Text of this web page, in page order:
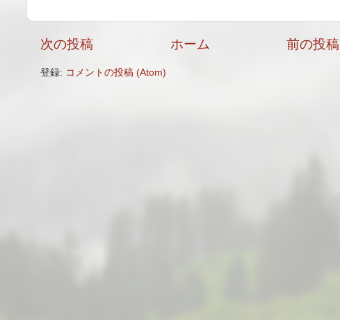
次の投稿 前の投稿
ホーム
登録: コメントの投稿 (Atom)